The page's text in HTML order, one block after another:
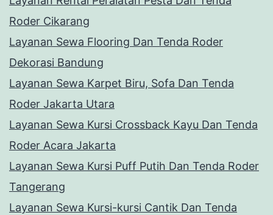
Roder Cikarang
Layanan Sewa Flooring Dan Tenda Roder
Dekorasi Bandung
Layanan Sewa Karpet Biru, Sofa Dan Tenda
Roder Jakarta Utara
Layanan Sewa Kursi Crossback Kayu Dan Tenda
Roder Acara Jakarta
Layanan Sewa Kursi Puff Putih Dan Tenda Roder
Tangerang
Layanan Sewa Kursi-kursi Cantik Dan Tenda